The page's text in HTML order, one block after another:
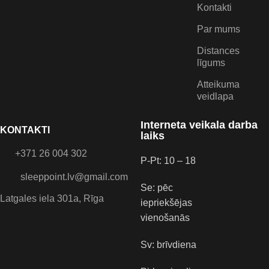
KONTAKTI
+371 26 004 302
sleeppoint.lv@gmail.com
Latgales iela 301a, Rīga
Kontakti
Par mums
Distances
līgums
Atteikuma
veidlapa
Interneta veikala darba
laiks
P-Pt: 10 – 18
Se: pēc
iepriekšējas
vienošanās
Sv: brīvdiena